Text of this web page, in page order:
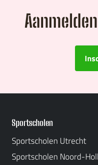
Sportscholen
Sportscholen Utrecht
Sportscholen Noord-